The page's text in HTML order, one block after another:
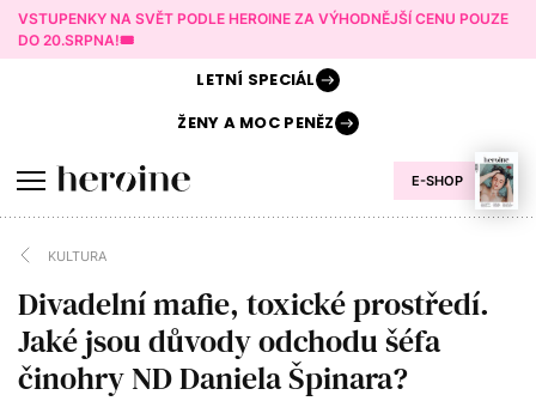
VSTUPENKY NA SVĚT PODLE HEROINE ZA VÝHODNĚJŠÍ CENU POUZE
DO 20.SRPNA!🎟️
E-SHOP
LETNÍ SPECIÁL
ŽENY AMOC PENĚZ
KULTURA
Divadelní mafie, toxické prostředí.
Jaké jsou důvody odchodu šéfa
činohry ND Daniela Špinara?